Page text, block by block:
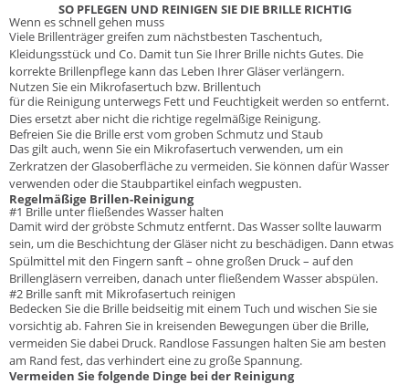
SO PFLEGEN UND REINIGEN SIE DIE BRILLE RICHTIG
Wenn es schnell gehen muss
Viele Brillenträger greifen zum nächstbesten Taschentuch,
Kleidungsstück und Co. Damit tun Sie Ihrer Brille nichts Gutes. Die
korrekte Brillenpflege kann das Leben Ihrer Gläser verlängern.
Nutzen Sie ein Mikrofasertuch bzw. Brillentuch
für die Reinigung unterwegs Fett und Feuchtigkeit werden so entfernt.
Dies ersetzt aber nicht die richtige regelmäßige Reinigung.
Befreien Sie die Brille erst vom groben Schmutz und Staub
Das gilt auch, wenn Sie ein Mikrofasertuch verwenden, um ein
Zerkratzen der Glasoberfläche zu vermeiden. Sie können dafür Wasser
verwenden oder die Staubpartikel einfach wegpusten.
Regelmäßige Brillen-Reinigung
#1 Brille unter fließendes Wasser halten
Damit wird der gröbste Schmutz entfernt. Das Wasser sollte lauwarm
sein, um die Beschichtung der Gläser nicht zu beschädigen. Dann etwas
Spülmittel mit den Fingern sanft – ohne großen Druck – auf den
Brillengläsern verreiben, danach unter fließendem Wasser abspülen.
#2 Brille sanft mit Mikrofasertuch reinigen
Bedecken Sie die Brille beidseitig mit einem Tuch und wischen Sie sie
vorsichtig ab. Fahren Sie in kreisenden Bewegungen über die Brille,
vermeiden Sie dabei Druck. Randlose Fassungen halten Sie am besten
am Rand fest, das verhindert eine zu große Spannung.
Vermeiden Sie folgende Dinge bei der Reinigung